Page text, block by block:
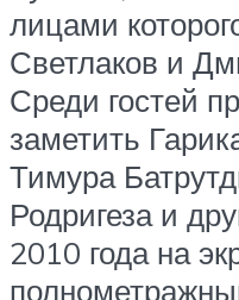
лицами
Светлаков и
Среди гостей
заметить
Тимура
Родригеза и
2010 года на